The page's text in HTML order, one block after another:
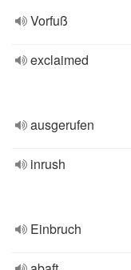
Vorfuß
exclaimed
ausgerufen
inrush
Einbruch